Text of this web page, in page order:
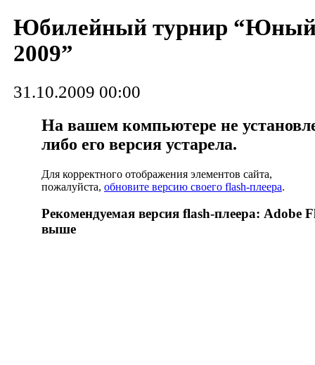
Юбилейный турнир “Юный
2009”
31.10.2009 00:00
На вашем компьютере не
либо его версия устарела.
Для корректного отображения элементов сайта,
пожалуйста, обновите версию своего flash-плеера.
Рекомендуемая версия flash-плеера: Adobe
выше